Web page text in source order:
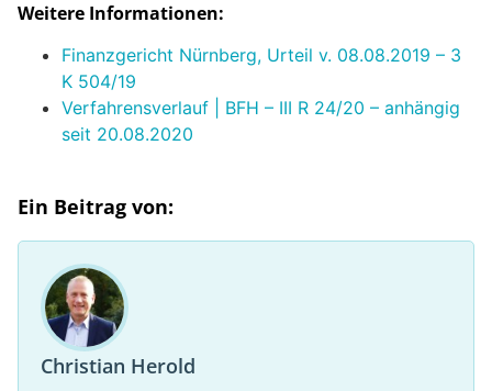
Weitere Informationen:
Finanzgericht Nürnberg, Urteil v. 08.08.2019 – 3
K 504/19
Verfahrensverlauf | BFH – III R 24/20 – anhängig
seit 20.08.2020
Ein Beitrag von:
Christian Herold